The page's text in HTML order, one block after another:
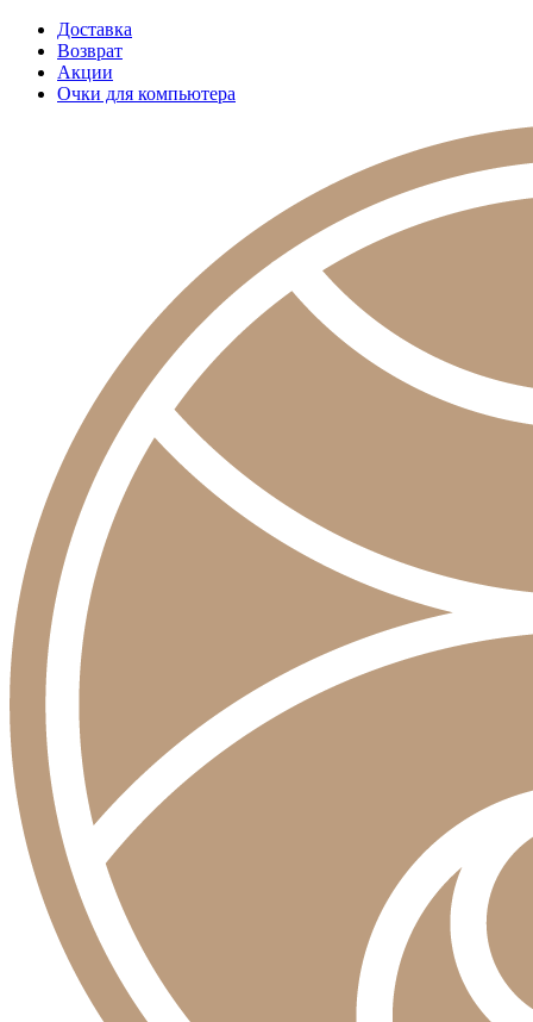
Доставка
Возврат
Акции
Очки для компьютера